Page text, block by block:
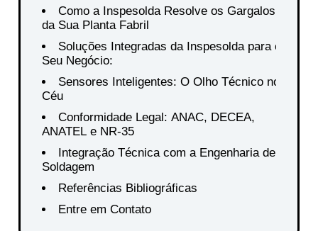
Como a Inspesolda Resolve os Gargalos
da Sua Planta Fabril
Soluções Integradas da Inspesolda para o
Seu Negócio:
Sensores Inteligentes: O Olho Técnico no
Céu
Conformidade Legal: ANAC, DECEA,
ANATEL e NR-35
Integração Técnica com a Engenharia de
Soldagem
Referências Bibliográficas
Entre em Contato